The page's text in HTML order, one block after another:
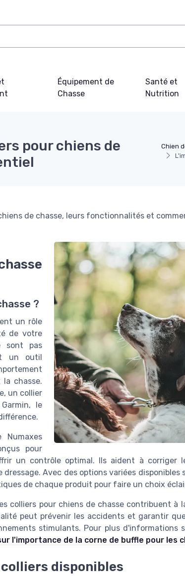
Équipement de
Chasse
Santé et
Nutrition
Chien
pour chiens de
de chasse, leurs fonctionnalités et
?
un rôle
de votre
sont pas
un outil
chasse.
un collier
le
pour
un contrôle optimal. Ils aident à corriger
Avec des options variées disponibles
de chaque produit pour faire un choix
colliers pour chiens de chasse contribuent à
peut prévenir les accidents et garantir
stimulants. Pour plus d'informations
l'importance de la corne de buffle pour les
disponibles